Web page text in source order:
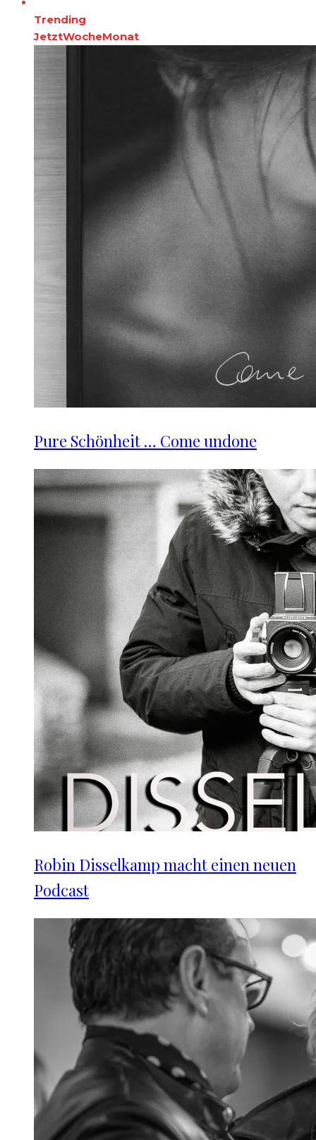
Trending
JetztWocheMonat
Pure Schönheit … Come undone
Robin Disselkamp macht einen neuen
Podcast